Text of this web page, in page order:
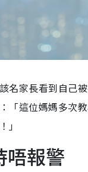
名家長看到自己
「這位媽媽多次
」
唔報警